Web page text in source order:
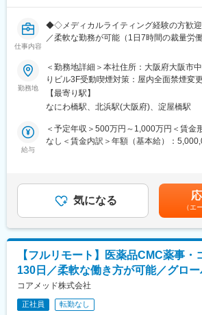
員として登録しています。業界関連のセ
プデートできる環境です。
◎完全在宅勤務のため、拠点（東京・大
なくてもご就業いただけます。
◎お昼休みの時間帯も自由なので、例え
場合、お子様の通院やご都合に合わせて
（自分の業務が終わるよう業務管理を行
量の大きい働き方ができます）
※国内出張の頻度は1~3回/年です。（海外
ん。）
■ワークライフバランス：
同社は、個人が最大限に能力を発揮でき
りに注力しております。男女問わず在宅
女性社員も多く、産休・育休取得実績も
誇っており、長期就業が可能な環境・福
仕事内容
◆◇メディカルライティング経験の方歓迎
／柔軟な勤務が可能（1日7時間の裁量労
ティング会社◆◇
■業務概要：
治験相談用資料や試験総括報告書、承認
作成を中心に、医薬品開発における各種ド
（英語・日本語）をお任せします。
■業務の内容：
・オーファンドラッグ指定申請資料
・日本を含む各国規制当局への治験実施
申請資料
・承認申請書（CTDを含む）
・試験総括報告書（CSR） など
・プロジェクトは個人単独ではなく、社
勤務地
＜勤務地詳細＞本社住所：大阪府大阪市
りビル3F受動喫煙対策：屋内全面禁煙変
【最寄り駅】
なにわ橋駅、北浜駅(大阪府)、淀屋橋駅
給与
＜予定年収＞500万円～1,000万円＜賃金
なし＜賃金内訳＞年額（基本給）：
安の金額であり、選考を通じて上下する
(月額)は固定手当を含めた表記です。
気になる
（エ
【フルリモート】医薬品CMC薬事
130日／柔軟な働き方が可能／グロ
コアメッド株式会社
正社員 転勤なし